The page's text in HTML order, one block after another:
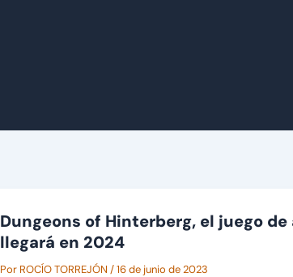
Dungeons of Hinterberg, el juego
llegará en 2024
Por ROCÍO TORREJÓN /16 de junio de 2023